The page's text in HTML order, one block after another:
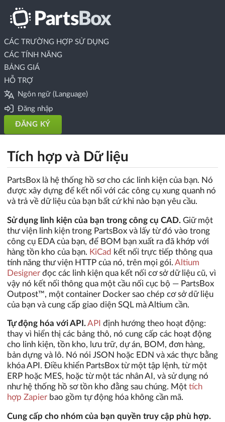
CÁC TRƯỜNG HỢP SỬ DỤNG
CÁC TÍNH NĂNG
BẢNG GIÁ
HỖ TRỢ
Ngôn ngữ (Language)
Đăng nhập
ĐĂNG KÝ
Tích hợp và Dữ liệu
PartsBox là hệ thống hồ sơ cho các linh kiện của bạn. Nó
được xây dựng để kết nối với các công cụ xung quanh nó
và trả về dữ liệu của bạn bất cứ khi nào bạn yêu cầu.
Sử dụng linh kiện của bạn trong công cụ CAD. Giữ một
thư viện linh kiện trong PartsBox và lấy từ đó vào trong
công cụ EDA của bạn, để BOM bạn xuất ra đã khớp với
hàng tồn kho của bạn. KiCad kết nối trực tiếp thông qua
tính năng thư viện HTTP của nó, trên mọi gói. Altium
Designer đọc các linh kiện qua kết nối cơ sở dữ liệu cũ, vì
vậy nó kết nối thông qua một cầu nối cục bộ — PartsBox
Outpost™, một container Docker sao chép cơ sở dữ liệu
của bạn và cung cấp giao diện SQL mà Altium cần.
Tự động hóa với API.API định hướng theo hoạt động:
thay vì hiển thị các bảng thô, nó cung cấp các hoạt động
cho linh kiện, tồn kho, lưu trữ, dự án, BOM, đơn hàng,
bản dựng và lô. Nó nói JSON hoặc EDN và xác thực bằng
khóa API. Điều khiển PartsBox từ một tập lệnh, từ một
ERP hoặc MES, hoặc từ một tác nhân AI, và sử dụng nó
như hệ thống hồ sơ tồn kho đằng sau chúng. Một tích
hợp Zapier bao gồm tự động hóa không cần mã.
Cung cấp cho nhóm của bạn quyền truy cập phù hợp.